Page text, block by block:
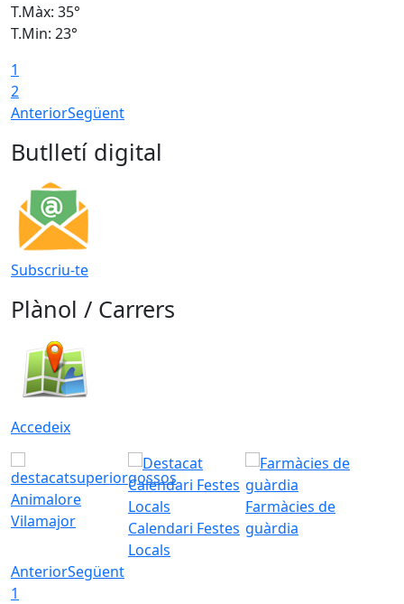
T.Màx: 35°
T.Min: 23°
1
2
AnteriorSegüent
Butlletí digital
Subscriu-te
Plànol / Carrers
Accedeix
Animalore
Vilamajor
Calendari Festes
Locals
Farmàcies de
guàrdia
AnteriorSegüent
1